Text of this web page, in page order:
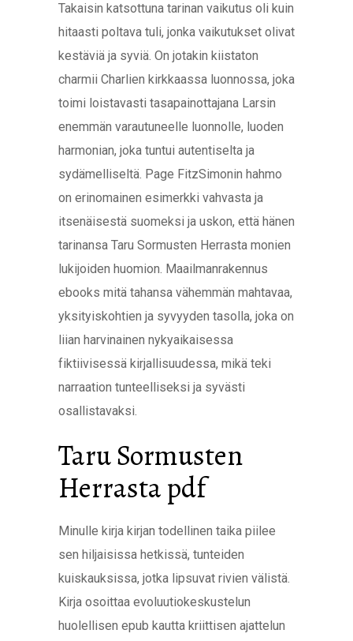
Takaisin katsottuna tarinan vaikutus oli kuin
hitaasti poltava tuli, jonka vaikutukset olivat
kestäviä ja syviä. On jotakin kiistaton
charmii Charlien kirkkaassa luonnossa, joka
toimi loistavasti tasapainottajana Larsin
enemmän varautuneelle luonnolle, luoden
harmonian, joka tuntui autentiselta ja
sydämelliseltä. Page FitzSimonin hahmo
on erinomainen esimerkki vahvasta ja
itsenäisestä suomeksi ja uskon, että hänen
tarinansa Taru Sormusten Herrasta monien
lukijoiden huomion. Maailmanrakennus
ebooks mitä tahansa vähemmän mahtavaa,
yksityiskohtien ja syvyyden tasolla, joka on
liian harvinainen nykyaikaisessa
fiktiivisessä kirjallisuudessa, mikä teki
narraation tunteelliseksi ja syvästi
osallistavaksi.
Taru Sormusten
Herrasta pdf
Minulle kirja kirjan todellinen taika piilee
sen hiljaisissa hetkissä, tunteiden
kuiskauksissa, jotka lipsuvat rivien välistä.
Kirja osoittaa evoluutiokeskustelun
huolellisen epub kautta kriittisen ajattelun